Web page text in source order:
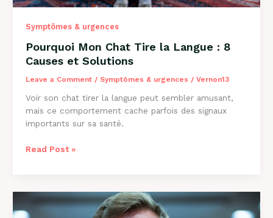
Symptômes & urgences
Pourquoi Mon Chat Tire la Langue : 8
Causes et Solutions
Leave a Comment / Symptômes & urgences / Vernon13
Voir son chat tirer la langue peut sembler amusant,
mais ce comportement cache parfois des signaux
importants sur sa santé.
Pourquoi
Langue
Read Post »